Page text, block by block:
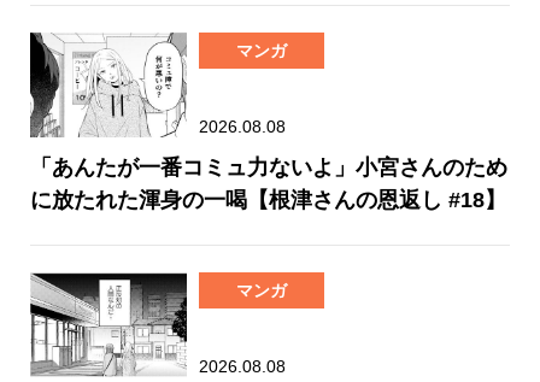
マンガ
2026.08.08
「あんたが一番コミュ力ないよ」小宮さんのため
に放たれた渾身の一喝【根津さんの恩返し #18】
マンガ
2026.08.08